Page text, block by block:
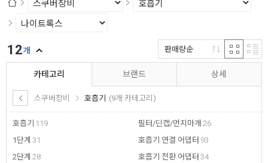
카테고리
스쿠버장비 호흡기 (9개 카테고리)
호흡기 119
1단계 31
2단계 28
필터/딘캡/먼지마개 26
호흡기 연결 어댑터 93
호흡기 전환 어댑터 34
브랜드 상세
12개 판매량순